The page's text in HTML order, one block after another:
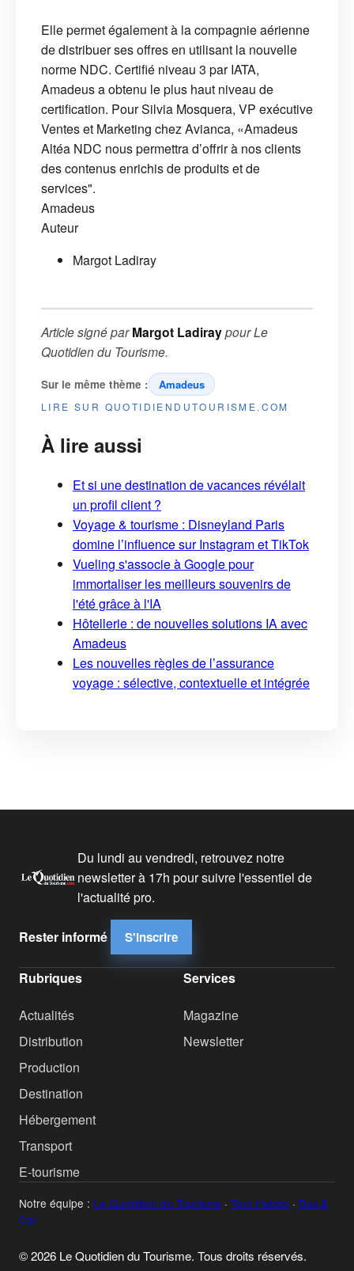
Elle permet également à la compagnie aérienne
de distribuer ses offres en utilisant la nouvelle
norme NDC. Certifié niveau 3 par IATA,
Amadeus a obtenu le plus haut niveau de
certification. Pour Silvia Mosquera, VP exécutive
Ventes et Marketing chez Avianca, «Amadeus
Altéa NDC nous permettra d’offrir à nos clients
des contenus enrichis de produits et de
services".
Amadeus
Auteur
Margot Ladiray
Article signé parMargot LadiraypourLe
Quotidien du Tourisme.
Sur le même thème : Amadeus
LIRE SUR QUOTIDIENDUTOURISME.COM
À lire aussi
Et si une destination de vacances révélait
un profil client ?
Voyage & tourisme : Disneyland Paris
domine l’influence sur Instagram et TikTok
Vueling s'associe à Google pour
immortaliser les meilleurs souvenirs de
l'été grâce à l'IA
Hôtellerie : de nouvelles solutions IA avec
Amadeus
Les nouvelles règles de l’assurance
voyage : sélective, contextuelle et intégrée
Du lundi au vendredi, retrouvez notre
newsletter à 17h pour suivre l'essentiel de
l'actualité pro.
Rester informé S'inscrire
Rubriques
Actualités
Distribution
Production
Destination
Hébergement
Transport
E-tourisme
Services
Magazine
Newsletter
Notre équipe : Le Quotidien du Tourisme · Tour Hebdo · Bus &
Car
© 2026 Le Quotidien du Tourisme. Tous droits réservés.